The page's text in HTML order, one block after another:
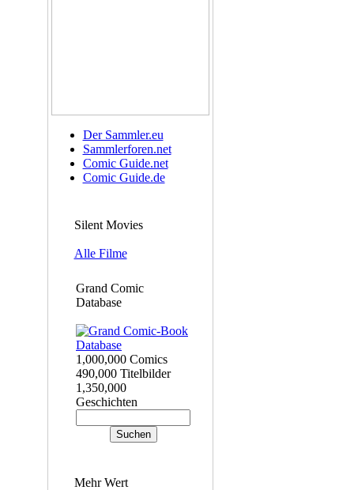
Der Sammler.eu
Sammlerforen.net
Comic Guide.net
Comic Guide.de
Silent Movies
Alle Filme
Grand Comic
Database
1,000,000 Comics
490,000 Titelbilder
1,350,000
Geschichten
Mehr Wert